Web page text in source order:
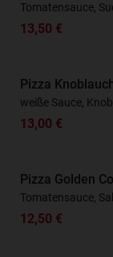
Tomatensauce,
13,50 €
Pizza
weiße Sauce,
13,00 €
Pizza Golden
Tomatensauce,
12,50 €